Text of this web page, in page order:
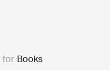
forBooks